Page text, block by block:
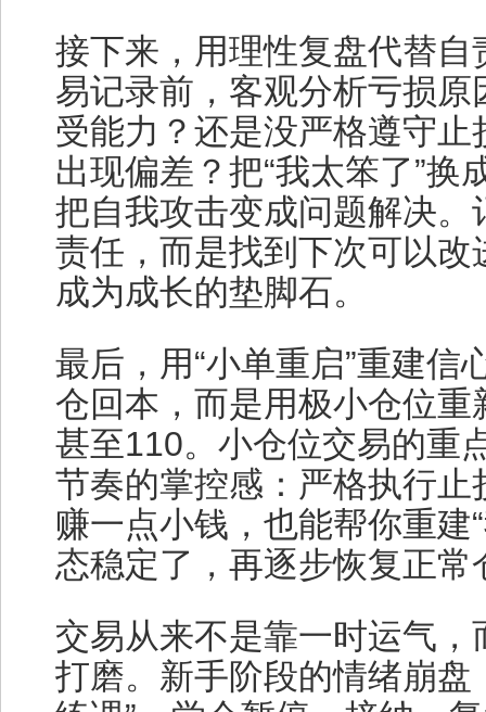
接下来，用理性复盘代替
易记录前，客观分析亏损
受能力？还是没严格遵守
出现偏差？把“我太笨了”换
把自我攻击变成问题解决
责任，而是找到下次可以
成为成长的垫脚石。
最后，用“小单重启”重建信
仓回本，而是用极小仓位
甚至110。小仓位交易的重
节奏的掌控感：严格执行
赚一点小钱，也能帮你重建
态稳定了，再逐步恢复正常
交易从来不是靠一时运气
打磨。新手阶段的情绪崩盘